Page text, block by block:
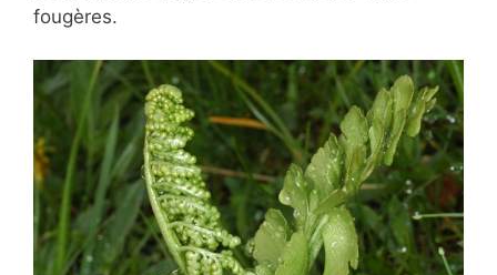
fougères.